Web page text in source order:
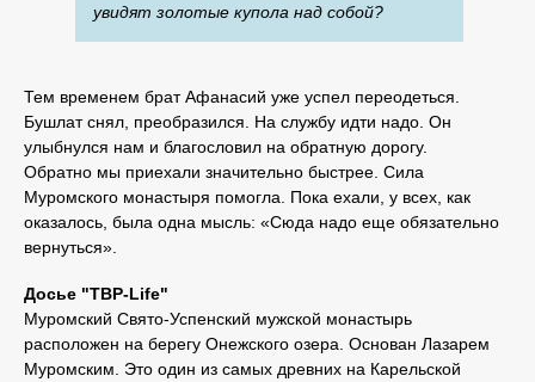
увидят золотые купола над собой?
Тем временем брат Афанасий уже успел переодеться.
Бушлат снял, преобразился. На службу идти надо. Он
улыбнулся нам и благословил на обратную дорогу.
Обратно мы приехали значительно быстрее. Сила
Муромского монастыря помогла. Пока ехали, у всех, как
оказалось, была одна мысль: «Сюда надо еще обязательно
вернуться».
Досье "ТВР-Life"
Муромский Свято-Успенский мужской монастырь
расположен на берегу Онежского озера. Основан Лазарем
Муромским. Это один из самых древних на Карельской